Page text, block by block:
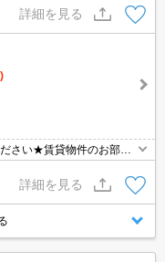
詳細を見る
さい★賃貸物件のお部屋
詳細を見る